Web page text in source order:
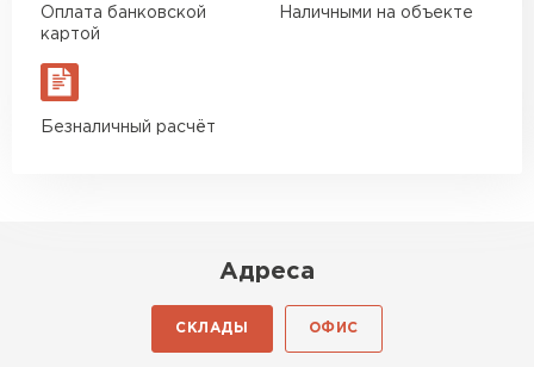
Оплата банковской
картой
Наличными на объекте
Безналичный расчёт
Адреса
СКЛАДЫ ОФИС